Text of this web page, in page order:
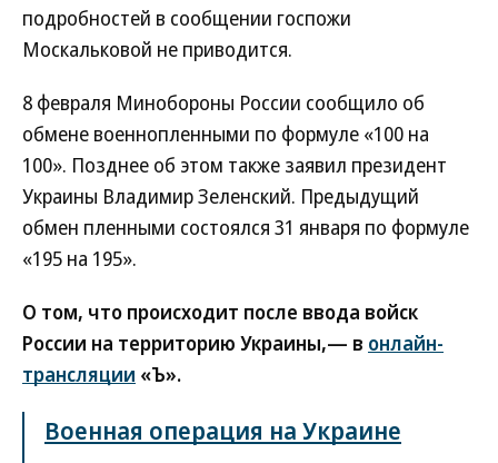
подробностей в сообщении госпожи
Москальковой не приводится.
8 февраля Минобороны России сообщило об
обмене военнопленными по формуле «100 на
100». Позднее об этом также заявил президент
Украины Владимир Зеленский. Предыдущий
обмен пленными состоялся 31 января по формуле
«195 на 195».
О том, что происходит после ввода войск
России на территорию Украины,— в онлайн-
трансляции «Ъ».
Военная операция на Украине